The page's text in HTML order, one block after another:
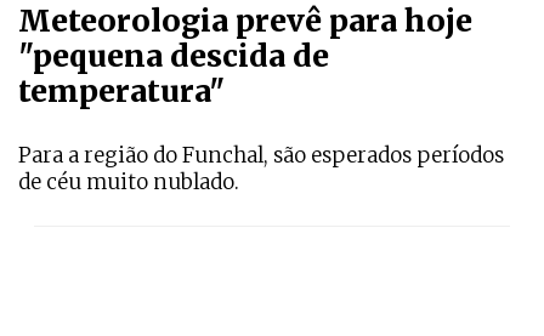
Meteorologia prevê para hoje
"pequena descida de
temperatura"
Para a região do Funchal, são esperados períodos
de céu muito nublado.